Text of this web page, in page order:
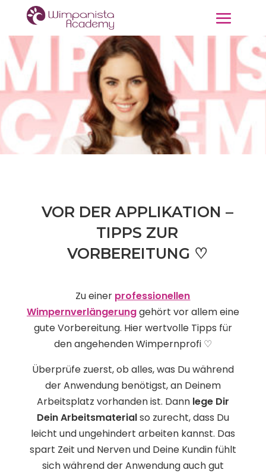
VOR DER APPLIKATION –
TIPPS ZUR
VORBEREITUNG ♡
Zu einer professionellen
Wimpernverlängerunggehört vor allem eine
gute Vorbereitung. Hier wertvolle Tipps für
den angehenden Wimpernprofi ♡
Überprüfe zuerst, ob alles, was Du während
der Anwendung benötigst, an Deinem
Arbeitsplatz vorhanden ist. Dann lege Dir
Dein Arbeitsmaterialso zurecht, dass Du
leicht und ungehindert arbeiten kannst. Das
spart Zeit und Nerven und Deine Kundin fühlt
sich während der Anwendung auch gut